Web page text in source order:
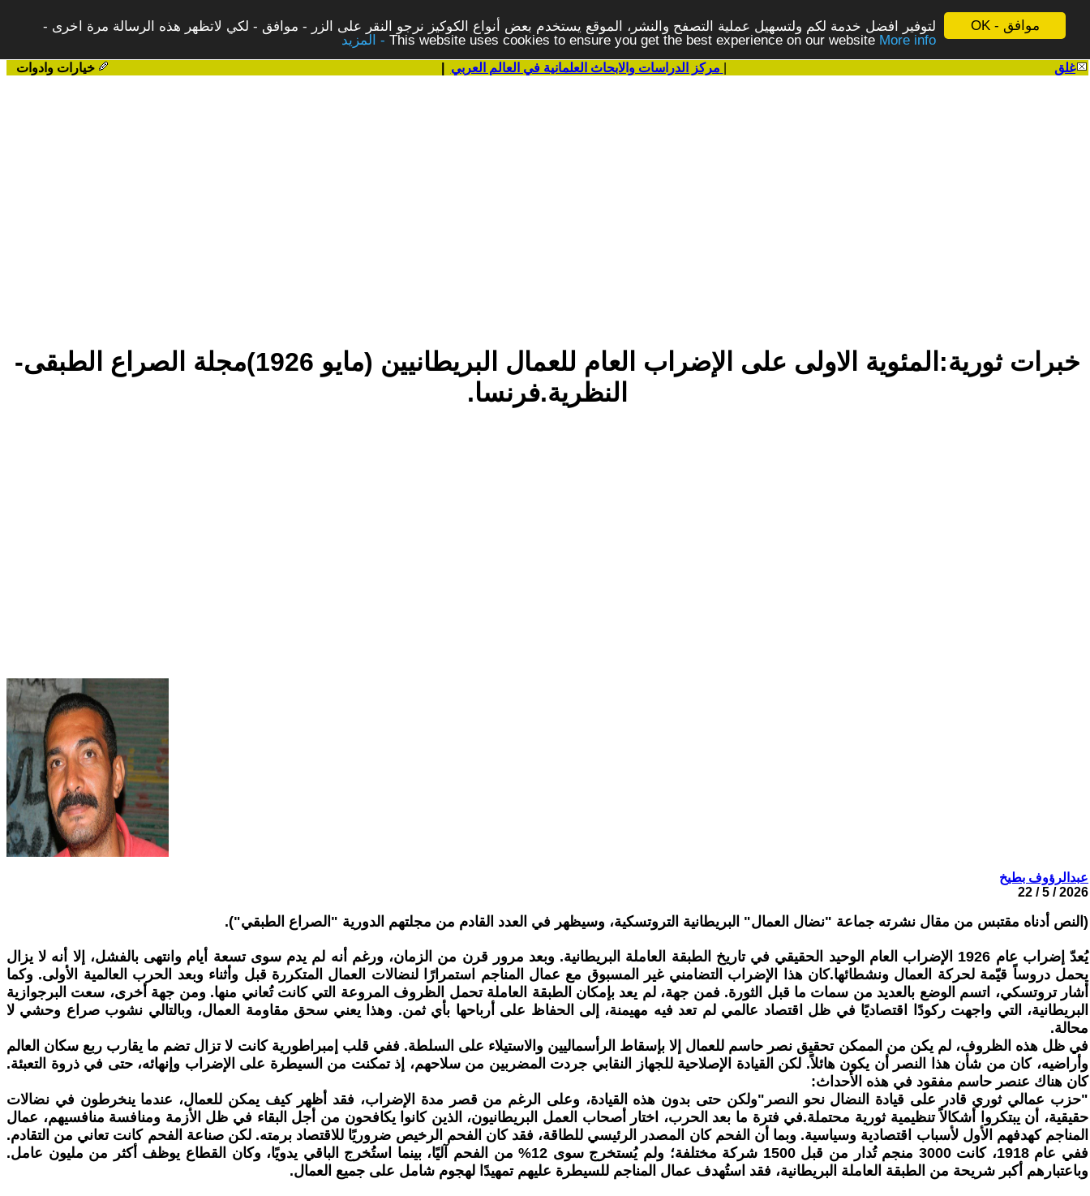
موافق - OK
لتوفير افضل خدمة لكم ولتسهيل عملية التصفح والنشر، الموقع يستخدم بعض أنواع الكوكيز نرجو النقر على الزر - موافق - لكي لاتظهر هذه الرسالة مرة اخرى -
This website uses cookies to ensure you get the best experience on our website More info - المزيد
غلق خيارات وادوات
خبرات ثورية:المئوية الاولى على الإضراب العام للعمال البريطانيين (مايو 1926)مجلة الصراع الطبقى-
النظرية.فرنسا.
عبدالرؤوف بطيخ
2026 / 5 / 22
(النص أدناه مقتبس من مقال نشرته جماعة "نضال العمال" البريطانية التروتسكية، وسيظهر في العدد القادم من مجلتهم الدورية "الصراع الطبقي").
يُعدّ إضراب عام 1926 الإضراب العام الوحيد الحقيقي في تاريخ الطبقة العاملة البريطانية. وبعد مرور قرن من الزمان، ورغم أنه لم يدم سوى تسعة أيام وانتهى بالفشل، إلا أنه لا يزال
يحمل دروساً قيّمة لحركة العمال ونشطائها.كان هذا الإضراب التضامني غير المسبوق مع عمال المناجم استمرارًا لنضالات العمال المتكررة قبل وأثناء وبعد الحرب العالمية الأولى. وكما
أشار تروتسكي، اتسم الوضع بالعديد من سمات ما قبل الثورة. فمن جهة، لم يعد بإمكان الطبقة العاملة تحمل الظروف المروعة التي كانت تُعاني منها. ومن جهة أخرى، سعت البرجوازية
البريطانية، التي واجهت ركودًا اقتصاديًا في ظل اقتصاد عالمي لم تعد فيه مهيمنة، إلى الحفاظ على أرباحها بأي ثمن. وهذا يعني سحق مقاومة العمال، وبالتالي نشوب صراع وحشي لا
محالة.
في ظل هذه الظروف، لم يكن من الممكن تحقيق نصر حاسم للعمال إلا بإسقاط الرأسماليين والاستيلاء على السلطة. ففي قلب إمبراطورية كانت لا تزال تضم ما يقارب ربع سكان العالم
وأراضيه، كان من شأن هذا النصر أن يكون هائلاً. لكن القيادة الإصلاحية للجهاز النقابي جردت المضربين من سلاحهم، إذ تمكنت من السيطرة على الإضراب وإنهائه، حتى في ذروة التعبئة.
كان هناك عنصر حاسم مفقود في هذه الأحداث:
"حزب عمالي ثوري قادر على قيادة النضال نحو النصر"ولكن حتى بدون هذه القيادة، وعلى الرغم من قصر مدة الإضراب، فقد أظهر كيف يمكن للعمال، عندما ينخرطون في نضالات
حقيقية، أن يبتكروا أشكالاً تنظيمية ثورية محتملة.في فترة ما بعد الحرب، اختار أصحاب العمل البريطانيون، الذين كانوا يكافحون من أجل البقاء في ظل الأزمة ومنافسة منافسيهم، عمال
المناجم كهدفهم الأول لأسباب اقتصادية وسياسية. وبما أن الفحم كان المصدر الرئيسي للطاقة، فقد كان الفحم الرخيص ضروريًا للاقتصاد برمته. لكن صناعة الفحم كانت تعاني من التقادم.
ففي عام 1918، كانت 3000 منجم تُدار من قبل 1500 شركة مختلفة؛ ولم يُستخرج سوى 12% من الفحم آليًا، بينما استُخرج الباقي يدويًا، وكان القطاع يوظف أكثر من مليون عامل.
وباعتبارهم أكبر شريحة من الطبقة العاملة البريطانية، فقد استُهدف عمال المناجم للسيطرة عليهم تمهيدًا لهجوم شامل على جميع العمال.